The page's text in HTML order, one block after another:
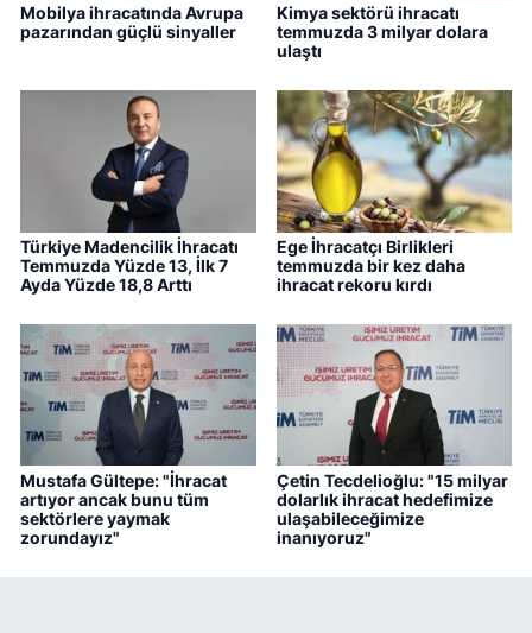
Mobilya ihracatında Avrupa
pazarından güçlü sinyaller
Kimya sektörü ihracatı
temmuzda 3 milyar dolara
ulaştı
Türkiye Madencilik İhracatı
Temmuzda Yüzde 13, İlk 7
Ayda Yüzde 18,8 Arttı
Ege İhracatçı Birlikleri
temmuzda bir kez daha
ihracat rekoru kırdı
Mustafa Gültepe: "İhracat
artıyor ancak bunu tüm
sektörlere yaymak
zorundayız"
Çetin Tecdelioğlu: "15 milyar
dolarlık ihracat hedefimize
ulaşabileceğimize
inanıyoruz"